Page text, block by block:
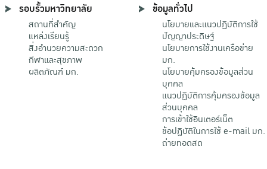
รอบรั้วมหาวิทยาลัย
สถานที่สำคัญ
แหล่งเรียนรู้
สิ่งอำนวยความสะดวก
กีฬาและสุขภาพ
ผลิตภัณฑ์ มก.
ข้อมูลทั่วไป
นโยบายและแนวปฏิบัติการใช้
ปัญญาประดิษฐ์
นโยบายการใช้งานเครือข่าย
มก.
นโยบายคุ้มครองข้อมูลส่วน
บุคคล
แนวปฏิบัติการคุ้มครองข้อมูล
ส่วนบุคคล
การเข้าใช้อินเตอร์เน็ต
ข้อปฏิบัติในการใช้ e-mail มก.
ถ่ายทอดสด